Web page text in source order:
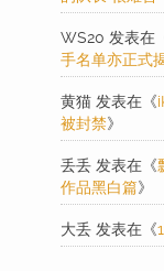
WS20 发表在
手名单亦正式
黄猫 发表在《
被封禁》
丢丢 发表在《
作品黑白篇》
大丢 发表在《